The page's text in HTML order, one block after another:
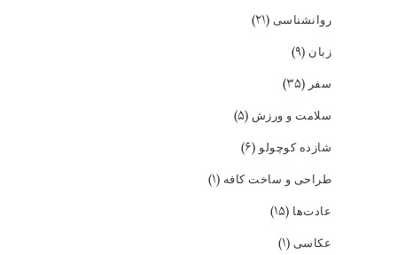
روانشناسی (۲۱)
زبان (۹)
سفر (۳۵)
سلامت و ورزش (۵)
شازده کوچولو(۶)
طراحی و ساخت کافه (۱)
عادت‌ها (۱۵)
عکاسی (۱)